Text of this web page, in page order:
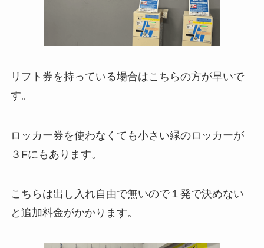
リフト券を持っている場合はこちらの方が早いで
す。
ロッカー券を使わなくても小さい緑のロッカーが
３Fにもあります。
こちらは出し入れ自由で無いので１発で決めない
と追加料金がかかります。